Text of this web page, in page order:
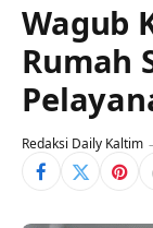
Wagub
Rumah
Redaksi Daily Kaltim